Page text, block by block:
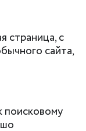
страница, с
сайта,
поисковому